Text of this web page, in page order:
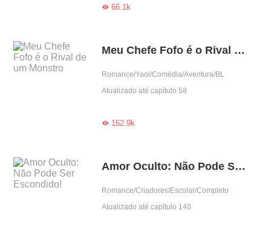
66.1k
Meu Chefe Fofo é o Rival de um Monstro
Romance/Yaoi/Comédia/Aventura/BL
Atualizado até capítulo 58
162.9k
Amor Oculto: Não Pode Ser Escondido!
Romance/Criadores/Escolar/Completo
Atualizado até capítulo 140